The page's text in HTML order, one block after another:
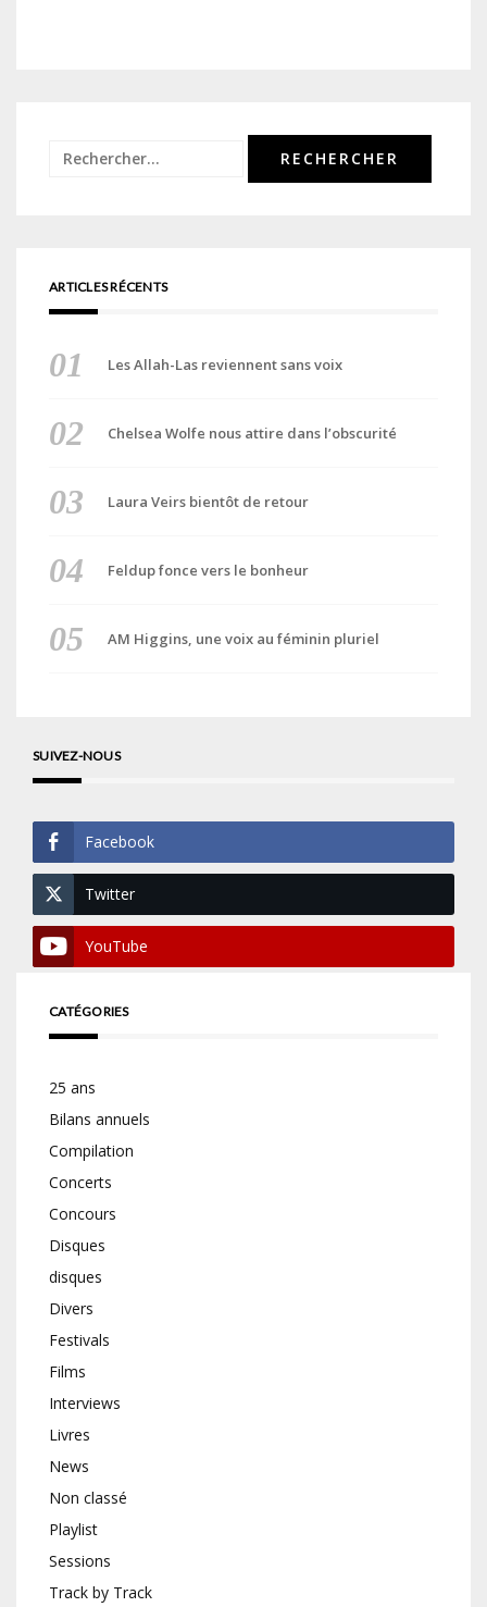
Rechercher :
ARTICLES RÉCENTS
Les Allah-Las reviennent sans voix
Chelsea Wolfe nous attire dans l’obscurité
Laura Veirs bientôt de retour
Feldup fonce vers le bonheur
AM Higgins, une voix au féminin pluriel
SUIVEZ-NOUS
Facebook
Twitter
YouTube
CATÉGORIES
25 ans
Bilans annuels
Compilation
Concerts
Concours
Disques
disques
Divers
Festivals
Films
Interviews
Livres
News
Non classé
Playlist
Sessions
Track by Track